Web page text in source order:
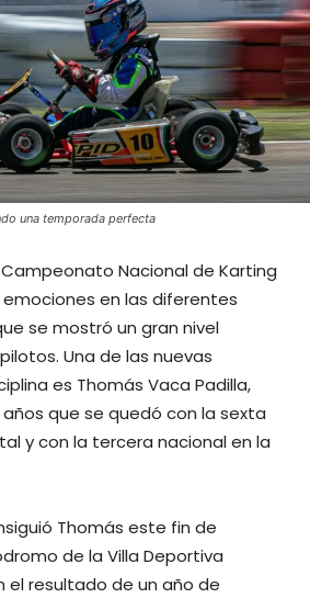
una temporada perfecta
Nacional de Karting
en las diferentes
se mostró un gran nivel
Una de las nuevas
es Thomás Vaca Padilla,
que se quedó con la sexta
y con la tercera nacional en la
Thomás este fin de
de la Villa Deportiva
el resultado de un año de